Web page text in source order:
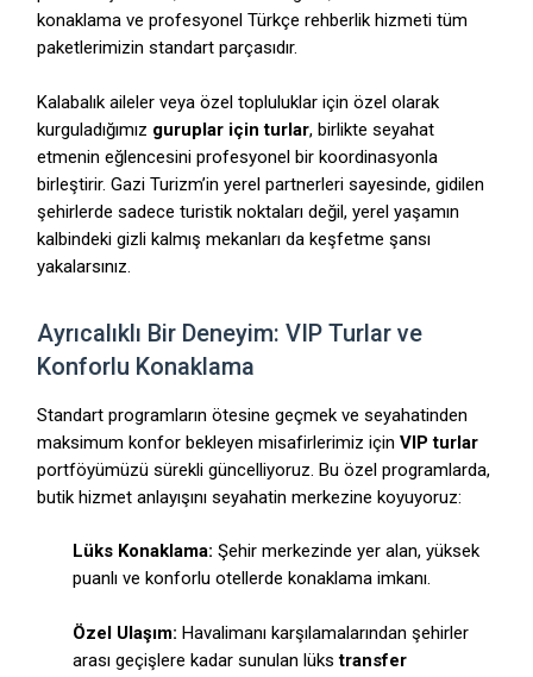
konaklama ve profesyonel Türkçe rehberlik hizmeti tüm
paketlerimizin standart parçasıdır.
Kalabalık aileler veya özel topluluklar için özel olarak
kurguladığımız guruplar için turlar, birlikte seyahat
etmenin eğlencesini profesyonel bir koordinasyonla
birleştirir. Gazi Turizm’in yerel partnerleri sayesinde, gidilen
şehirlerde sadece turistik noktaları değil, yerel yaşamın
kalbindeki gizli kalmış mekanları da keşfetme şansı
yakalarsınız.
Ayrıcalıklı Bir Deneyim: VIP Turlar ve
Konforlu Konaklama
Standart programların ötesine geçmek ve seyahatinden
maksimum konfor bekleyen misafirlerimiz içinVIP turlar
portföyümüzü sürekli güncelliyoruz. Bu özel programlarda,
butik hizmet anlayışını seyahatin merkezine koyuyoruz:
Lüks Konaklama: Şehir merkezinde yer alan, yüksek
puanlı ve konforlu otellerde konaklama imkanı.
Özel Ulaşım: Havalimanı karşılamalarından şehirler
arası geçişlere kadar sunulan lükstransfer